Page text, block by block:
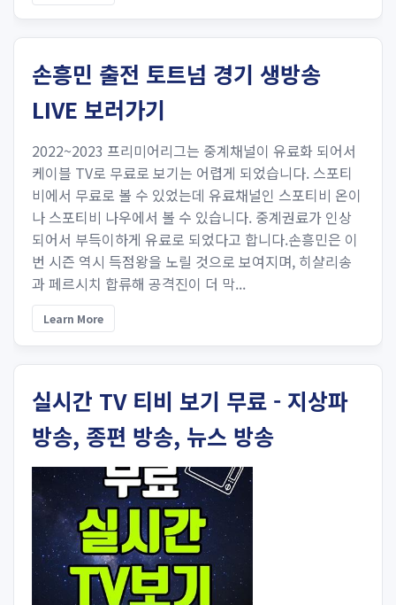
손흥민 출전 토트넘 경기 생방송
LIVE 보러가기
2022~2023 프리미어리그는 중계채널이 유료화 되어서
케이블 TV로 무료로 보기는 어렵게 되었습니다. 스포티
비에서 무료로 볼 수 있었는데 유료채널인 스포티비 온이
나 스포티비 나우에서 볼 수 있습니다. 중계권료가 인상
되어서 부득이하게 유료로 되었다고 합니다.손흥민은 이
번 시즌 역시 득점왕을 노릴 것으로 보여지며, 히샬리송
과 페르시치 합류해 공격진이 더 막...
Learn More
실시간 TV 티비 보기 무료 - 지상파
방송, 종편 방송, 뉴스 방송